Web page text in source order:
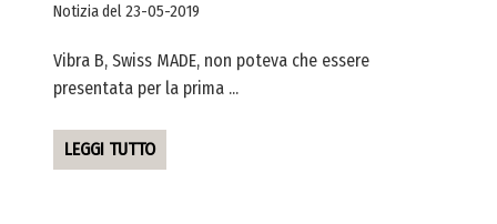
Notizia del 23-05-2019
Vibra B, Swiss MADE, non poteva che essere
presentata per la prima ...
LEGGI TUTTO